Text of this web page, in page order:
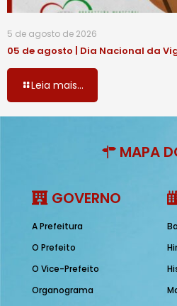
5 de agosto de 2026
05 de agosto | Dia Nacional da
Leia mais...
MAPA
GOVERNO
A Prefeitura
O Prefeito
O Vice-Prefeito
Organograma